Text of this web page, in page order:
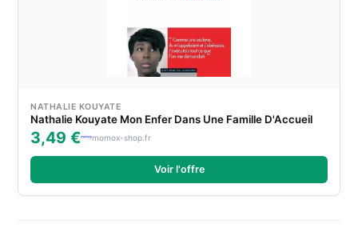
NATHALIE KOUYATE
Nathalie Kouyate Mon Enfer Dans Une Famille D'Accueil
3,49 € momox-shop.fr
Voir l'offre